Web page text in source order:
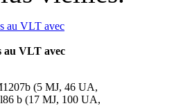
au VLT avec
(5 MJ, 46 UA,
b (17 MJ, 100 UA,